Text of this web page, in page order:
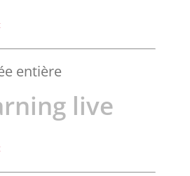
entière
live